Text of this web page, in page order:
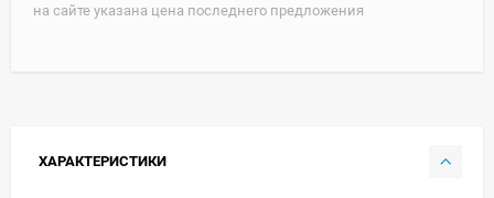
на сайте указана цена последнего предложения
ХАРАКТЕРИСТИКИ